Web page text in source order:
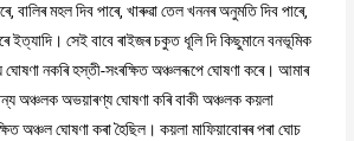
বালিৰ মহল দিব পাৰে, খাৰুৱা তেল খননৰ অনুমতি দিব পাৰে,
ইত্যাদি। সেই বাবে ৰাইজৰ চকুত ধূলি দি কিছুমানে বনভূমিক
নকৰি হস্তী-সংৰক্ষিত অঞ্চলৰূপে ঘোষণা কৰে। আমাৰ
অঞ্চলক অভয়াৰণ্য ঘোষণা কৰি বাকী অঞ্চলক কয়লা
অঞ্চল ঘোষণা কৰা হৈছিল। কয়লা মাফিয়াবোৰৰ পৰা ঘোচ